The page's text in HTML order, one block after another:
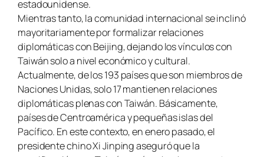
estadounidense.
Mientras tanto, la comunidad internacional se inclinó
mayoritariamente por formalizar relaciones
diplomáticas con Beijing, dejando los vínculos con
Taiwán solo a nivel económico y cultural.
Actualmente, de los 193 países que son miembros de
Naciones Unidas, solo 17 mantienen relaciones
diplomáticas plenas con Taiwán. Básicamente,
países de Centroamérica y pequeñas islas del
Pacífico. En este contexto, en enero pasado, el
presidente chino Xi Jinping aseguró que la